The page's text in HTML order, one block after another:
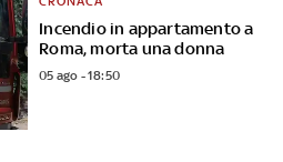
Incendio in appartamento a
Roma, morta una donna
05 ago - 18:50